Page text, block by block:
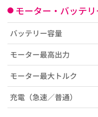
モーター・バッテ
バッテリー容量
モーター最高出力
モーター最大トルク
充電（急速／普通）